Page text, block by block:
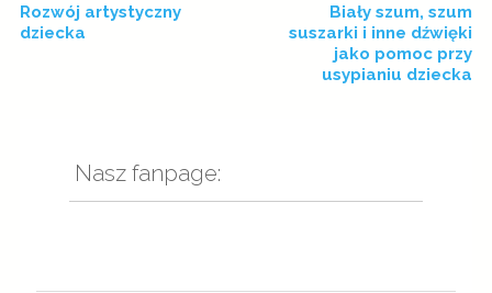
Rozwój artystyczny
dziecka
Biały szum, szum
suszarki i inne dźwięki
jako pomoc przy
usypianiu dziecka
Nasz fanpage: